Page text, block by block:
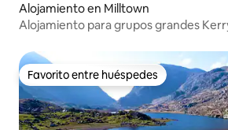
Alojamiento en Milltown
Alojamiento para grupos grandes
Favorito entre huéspedes
Favorito entre huéspedes